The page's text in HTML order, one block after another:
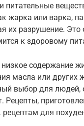
жарка или варка,
их разрушение.
к здоровому
содержание
масла или других
выбор для людей,
рецептам для